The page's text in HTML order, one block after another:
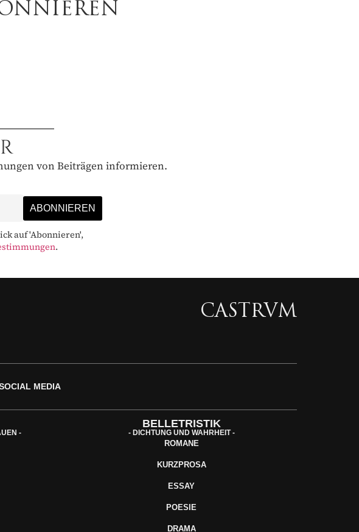
von Beiträgen informieren.
auf 'Abonnieren',
.
CASTRVM
MEDIA
-
BELLETRISTIK
- DICHTUNG UND WAHRHEIT -
ROMANE
KURZPROSA
ESSAY
POESIE
DRAMA